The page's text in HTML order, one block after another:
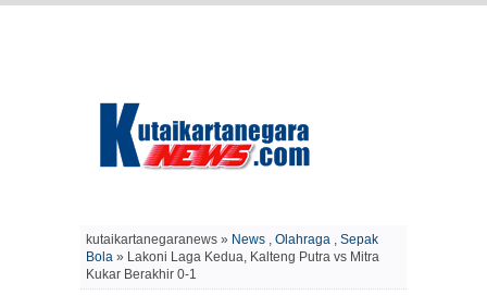
kutaikartanegaranews » News , Olahraga , Sepak
Bola » Lakoni Laga Kedua, Kalteng Putra vs Mitra
Kukar Berakhir 0-1